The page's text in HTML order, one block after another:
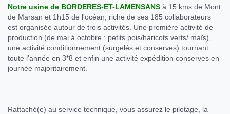
Notre usine de BORDERES-ET-LAMENSANS à 15 kms de Mont
de Marsan et 1h15 de l'océan, riche de ses 185 collaborateurs
est organisée autour de trois activités. Une première activité de
production (de mai à octobre : petits pois/haricots verts/ maïs),
une activité conditionnement (surgelés et conserves) tournant
toute l'année en 3*8 et enfin une activité expédition conserves en
journée majoritairement.
Rattaché(e) au service technique, vous assurez le pilotage, la